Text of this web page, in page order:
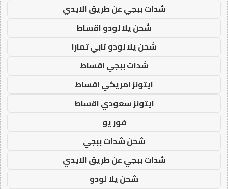
شدات ببجي عن طريق الايدي
شحن يلا لودو اقساط
شحن يلا لودو تابي تمارا
شدات ببجي اقساط
ايتونز امريكي اقساط
ايتونز سعودي اقساط
فور يو
شحن شدات ببجي
شدات ببجي عن طريق الايدي
شحن يلا لودو